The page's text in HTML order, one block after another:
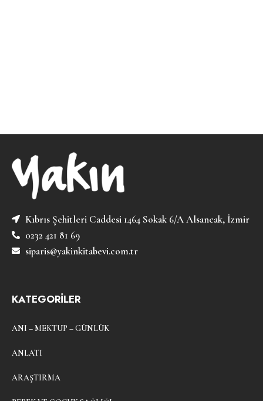
Kıbrıs Şehitleri Caddesi 1464 Sokak 6/A Alsancak, İzmir
0232 421 81 69
siparis@yakinkitabevi.com.tr
KATEGORİLER
ANI – MEKTUP – GÜNLÜK
ANLATI
ARAŞTIRMA